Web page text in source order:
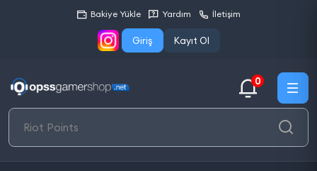
Bakiye Yükle Yardım İletişim
Giriş Kayıt Ol
0